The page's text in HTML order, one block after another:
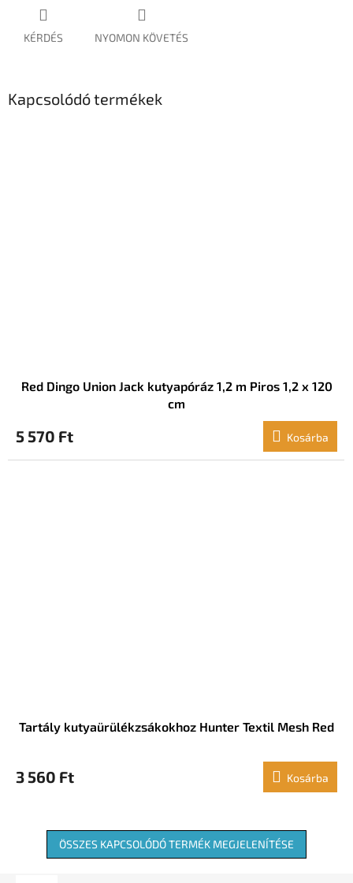
KÉRDÉS NYOMON KÖVETÉS
Kapcsolódó termékek
Red Dingo Union Jack kutyapóráz 1,2 m Piros 1,2 x 120
cm
5 570 Ft Kosárba
Tartály kutyaürülékzsákokhoz Hunter Textil Mesh Red
3 560 Ft Kosárba
ÖSSZES KAPCSOLÓDÓ TERMÉK MEGJELENÍTÉSE